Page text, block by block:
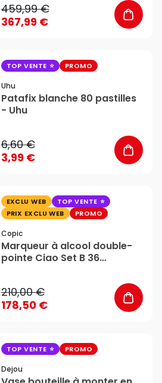
459,99 €
367,99 €
TOP VENTE PROMO
Uhu
Patafix blanche 80 pastilles
- Uhu
6,60 €
3,99 €
EXCLU WEB
TOP VENTE
PRIX EXCLU WEB
PROMO
Copic
Marqueur à alcool double-
pointe Ciao Set B 36
210,00 €
178,50 €
TOP VENTE PROMO
Dejou